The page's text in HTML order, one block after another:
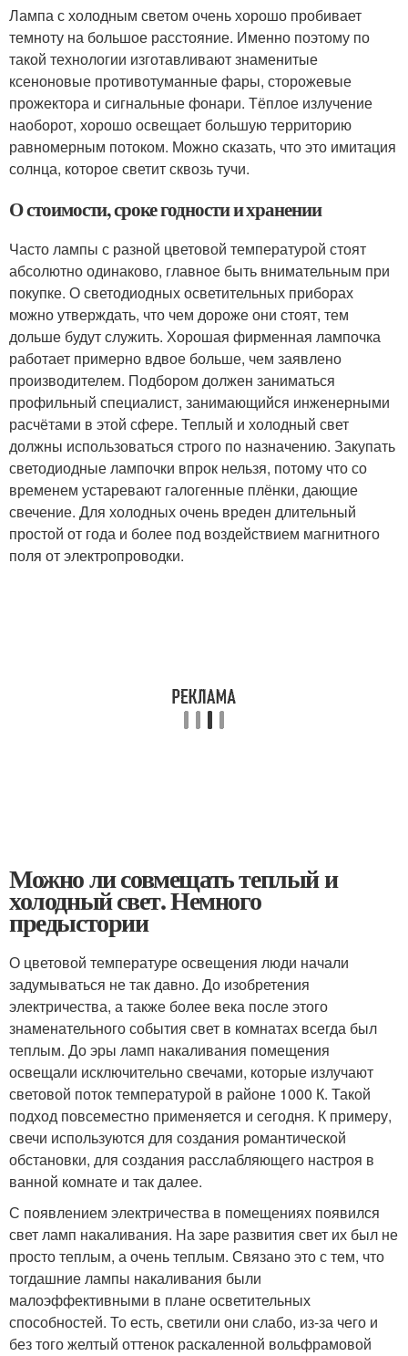
Лампа с холодным светом очень хорошо пробивает
темноту на большое расстояние. Именно поэтому по
такой технологии изготавливают знаменитые
ксеноновые противотуманные фары, сторожевые
прожектора и сигнальные фонари. Тёплое излучение
наоборот, хорошо освещает большую территорию
равномерным потоком. Можно сказать, что это имитация
солнца, которое светит сквозь тучи.
О стоимости, сроке годности и хранении
Часто лампы с разной цветовой температурой стоят
абсолютно одинаково, главное быть внимательным при
покупке. О светодиодных осветительных приборах
можно утверждать, что чем дороже они стоят, тем
дольше будут служить. Хорошая фирменная лампочка
работает примерно вдвое больше, чем заявлено
производителем. Подбором должен заниматься
профильный специалист, занимающийся инженерными
расчётами в этой сфере. Теплый и холодный свет
должны использоваться строго по назначению. Закупать
светодиодные лампочки впрок нельзя, потому что со
временем устаревают галогенные плёнки, дающие
свечение. Для холодных очень вреден длительный
простой от года и более под воздействием магнитного
поля от электропроводки.
Можно ли совмещать теплый и
холодный свет. Немного
предыстории
О цветовой температуре освещения люди начали
задумываться не так давно. До изобретения
электричества, а также более века после этого
знаменательного события свет в комнатах всегда был
теплым. До эры ламп накаливания помещения
освещали исключительно свечами, которые излучают
световой поток температурой в районе 1000 К. Такой
подход повсеместно применяется и сегодня. К примеру,
свечи используются для создания романтической
обстановки, для создания расслабляющего настроя в
ванной комнате и так далее.
С появлением электричества в помещениях появился
свет ламп накаливания. На заре развития свет их был не
просто теплым, а очень теплым. Связано это с тем, что
тогдашние лампы накаливания были
малоэффективными в плане осветительных
способностей. То есть, светили они слабо, из-за чего и
без того желтый оттенок раскаленной вольфрамовой